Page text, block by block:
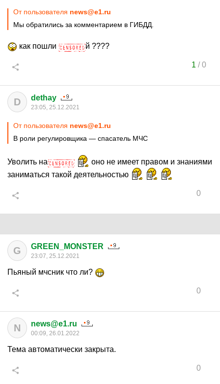
От пользователя news@e1.ru
Мы обратились за комментарием в ГИБДД.
как пошли й ????
1 /0
D dethay
23:05, 25.12.2021
От пользователя news@e1.ru
В роли регулировщика — спасатель МЧС
Уволить на
оно не имеет правом и знаниями
заниматься такой деятельностью
0
G GREEN_MONSTER
23:07, 25.12.2021
Пьяный мчсник что ли?
0
N news@e1.ru
00:09, 26.01.2022
Тема автоматически закрыта.
0